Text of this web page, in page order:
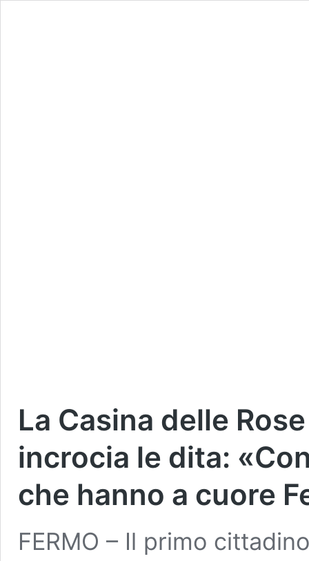
La Casina delle
incrocia le dita:
che hanno a cuore
FERMO – Il primo